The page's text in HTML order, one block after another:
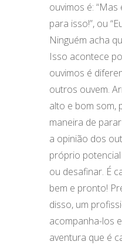
ouvimos é:
para isso!”, ou
Ninguém acha
Isso acontece
ouvimos é
outros ouvem.
alto e bom som,
maneira de
a opinião dos
próprio
ou desafinar. É
bem e pronto!
disso, um
acompanha-los
aventura que é